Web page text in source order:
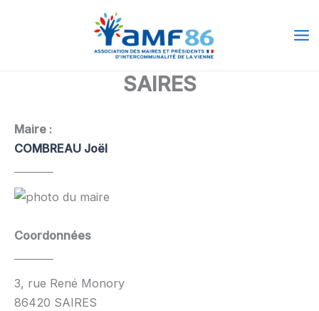
SAIRES
Maire :
COMBREAU Joël
Coordonnées
3, rue René Monory
86420 SAIRES